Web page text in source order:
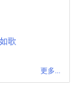
歌
更多...